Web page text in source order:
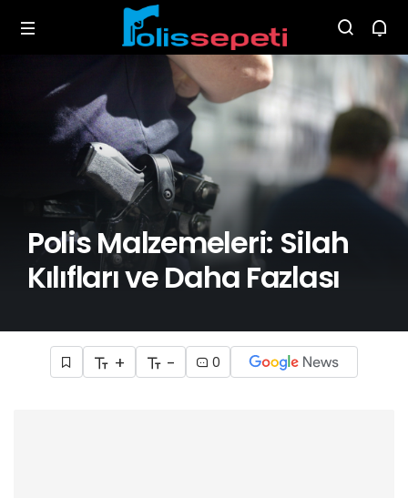
Polis Malzemeleri: Silah
Kılıfları ve Daha Fazlası
+ - 0